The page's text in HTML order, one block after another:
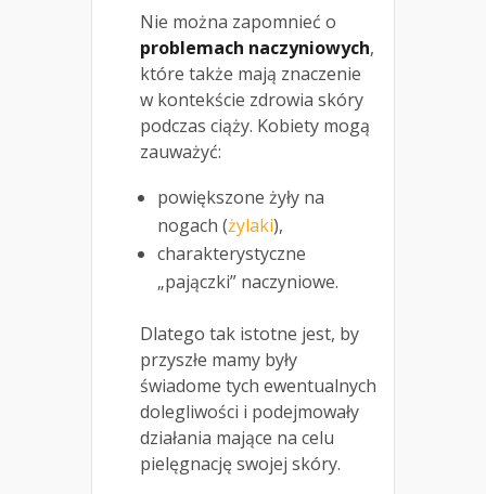
Nie można zapomnieć o
problemach naczyniowych,
które także mają znaczenie
w kontekście zdrowia skóry
podczas ciąży. Kobiety mogą
zauważyć:
powiększone żyły na
nogach (żylaki),
charakterystyczne
„pajączki” naczyniowe.
Dlatego tak istotne jest, by
przyszłe mamy były
świadome tych ewentualnych
dolegliwości i podejmowały
działania mające na celu
pielęgnację swojej skóry.